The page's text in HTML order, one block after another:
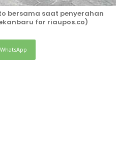
bersama saat penyerahan
for riaupos.co)
WhatsApp